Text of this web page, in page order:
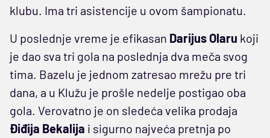
klubu. Ima tri asistencije u ovom šampionatu.
U poslednje vreme je efikasan Darijus Olaru koji
je dao sva tri gola na poslednja dva meča svog
tima. Bazelu je jednom zatresao mrežu pre tri
dana, a u Klužu je prošle nedelje postigao oba
gola. Verovatno je on sledeća velika prodaja
Điđija Bekalija i sigurno najveća pretnja po